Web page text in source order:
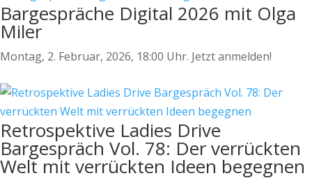
Bargespräche Digital 2026 mit Olga
Miler
Montag, 2. Februar, 2026, 18:00 Uhr. Jetzt anmelden!
Retrospektive Ladies Drive
Bargespräch Vol. 78: Der verrückten
Welt mit verrückten Ideen begegnen